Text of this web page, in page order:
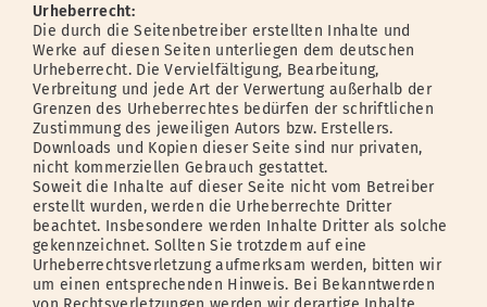
Urheberrecht:
Die durch die Seitenbetreiber erstellten Inhalte und
Werke auf diesen Seiten unterliegen dem deutschen
Urheberrecht. Die Vervielfältigung, Bearbeitung,
Verbreitung und jede Art der Verwertung außerhalb der
Grenzen des Urheberrechtes bedürfen der schriftlichen
Zustimmung des jeweiligen Autors bzw. Erstellers.
Downloads und Kopien dieser Seite sind nur privaten,
nicht kommerziellen Gebrauch gestattet.
Soweit die Inhalte auf dieser Seite nicht vom Betreiber
erstellt wurden, werden die Urheberrechte Dritter
beachtet. Insbesondere werden Inhalte Dritter als solche
gekennzeichnet. Sollten Sie trotzdem auf eine
Urheberrechtsverletzung aufmerksam werden, bitten wir
um einen entsprechenden Hinweis. Bei Bekanntwerden